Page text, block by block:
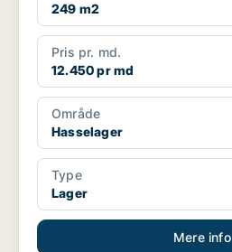
249 m2
Pris pr. md.
12.450 pr md
Område
Hasselager
Type
Lager
Mere info